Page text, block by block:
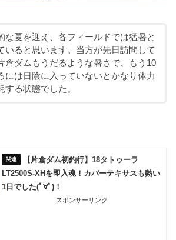
な夏を迎え、各フィールドでは猛暑と
いると思います。当方が先日訪問して
倉ダムもうだるような暑さで、もう10
には日陰に入っていないとかなり体力
する状態でした。
【片倉ダム初釣行】18タトゥーラ
LT2500S-XHを即入魂！カバーテキサスも熱い
1日でした(ﾟ∀ﾟ)！
スポンサーリンク